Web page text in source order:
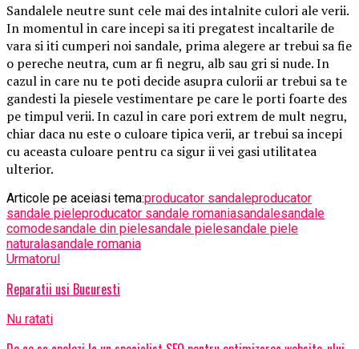
Sandalele neutre sunt cele mai des intalnite culori ale verii.
In momentul in care incepi sa iti pregatest incaltarile de
vara si iti cumperi noi sandale, prima alegere ar trebui sa fie
o pereche neutra, cum ar fi negru, alb sau gri si nude. In
cazul in care nu te poti decide asupra culorii ar trebui sa te
gandesti la piesele vestimentare pe care le porti foarte des
pe timpul verii. In cazul in care pori extrem de mult negru,
chiar daca nu este o culoare tipica verii, ar trebui sa incepi
cu aceasta culoare pentru ca sigur ii vei gasi utilitatea
ulterior.
Articole pe aceiasi tema:producator sandaleproducator
sandale pieleproducator sandale romaniasandalesandale
comodesandale din pielesandale pielesandale piele
naturalasandale romania
Urmatorul
Reparatii usi Bucuresti
Nu ratati